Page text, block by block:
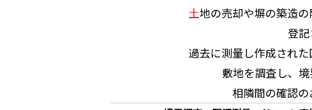
土地の売却や塀の築造
登
過去に測量し作成され
敷地を調査し、
相隣間の確認